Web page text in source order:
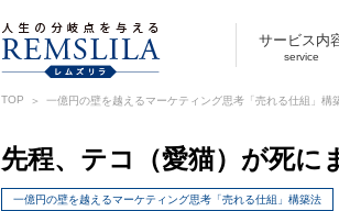
サービス内
service
TOP 一億円の壁を越えるマーケティング思考「売れる仕組」構
先程、テコ（愛猫）が死に
一億円の壁を越えるマーケティング思考「売れる仕組」構築法